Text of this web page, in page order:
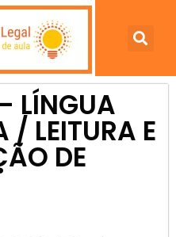
LÍNGUA
/ LEITURA E
DE